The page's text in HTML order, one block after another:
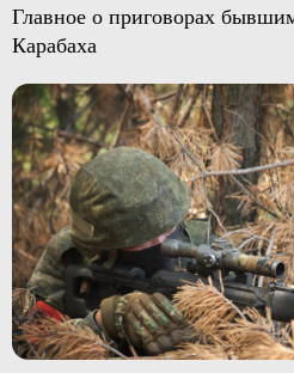
Главное о приговорах
Карабаха